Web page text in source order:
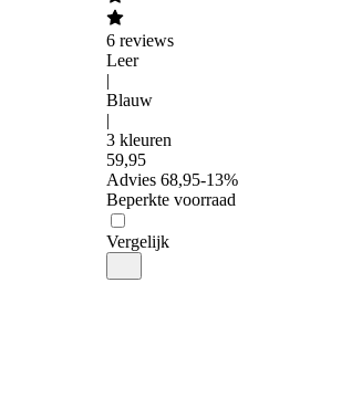
6 reviews
Leer
|
Blauw
|
3 kleuren
59,95
Advies 68,95-13%
Beperkte voorraad
Vergelijk